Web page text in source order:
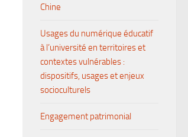
Chine
Usages du numérique éducatif
à l’université en territoires et
contextes vulnérables :
dispositifs, usages et enjeux
socioculturels
Engagement patrimonial